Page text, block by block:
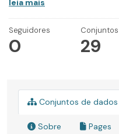
leia mais
Seguidores
0 29
Conjuntos de dados
Sobre Pages